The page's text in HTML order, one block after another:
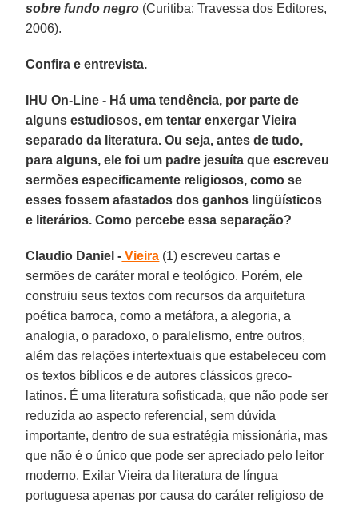
sobre fundo negro (Curitiba: Travessa dos Editores,
2006).
Confira e entrevista.
IHU On-Line - Há uma tendência, por parte de
alguns estudiosos, em tentar enxergar Vieira
separado da literatura. Ou seja, antes de tudo,
para alguns, ele foi um padre jesuíta que escreveu
sermões especificamente religiosos, como se
esses fossem afastados dos ganhos lingüísticos
e literários. Como percebe essa separação?
Claudio Daniel - Vieira (1) escreveu cartas e
sermões de caráter moral e teológico. Porém, ele
construiu seus textos com recursos da arquitetura
poética barroca, como a metáfora, a alegoria, a
analogia, o paradoxo, o paralelismo, entre outros,
além das relações intertextuais que estabeleceu com
os textos bíblicos e de autores clássicos greco-
latinos. É uma literatura sofisticada, que não pode ser
reduzida ao aspecto referencial, sem dúvida
importante, dentro de sua estratégia missionária, mas
que não é o único que pode ser apreciado pelo leitor
moderno. Exilar Vieira da literatura de língua
portuguesa apenas por causa do caráter religioso de